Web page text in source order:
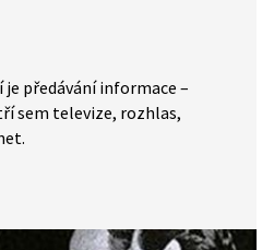
předávání informace –
sem televize, rozhlas,